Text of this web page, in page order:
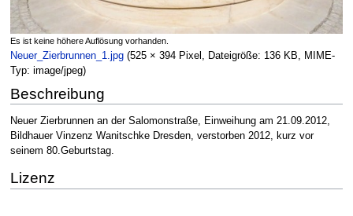
Es ist keine höhere Auflösung vorhanden.
Neuer_Zierbrunnen_1.jpg‎ (525 × 394 Pixel, Dateigröße: 136 KB, MIME-
Typ: image/jpeg)
Beschreibung
Neuer Zierbrunnen an der Salomonstraße, Einweihung am 21.09.2012,
Bildhauer Vinzenz Wanitschke Dresden, verstorben 2012, kurz vor
seinem 80.Geburtstag.
Lizenz